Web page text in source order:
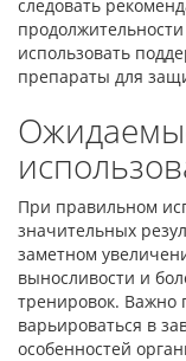
следовать
использовать
препараты для
При правильном
значительных
заметном
выносливости и
тренировок. Важно
варьироваться в
особенностей